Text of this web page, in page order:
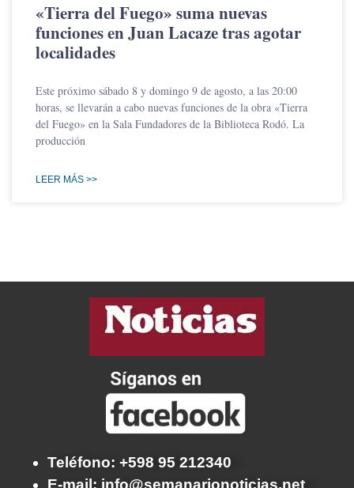
«Tierra del Fuego» suma nuevas
funciones en Juan Lacaze tras agotar
localidades
Este próximo sábado 8 y domingo 9 de agosto, a las 20:00
horas, se llevarán a cabo nuevas funciones de la obra «Tierra
del Fuego» en la Sala Fundadores de la Biblioteca Rodó. La
producción
LEER MÁS >>
Teléfono: +598 95 212340
E-mail: info@semanarionoticias.net